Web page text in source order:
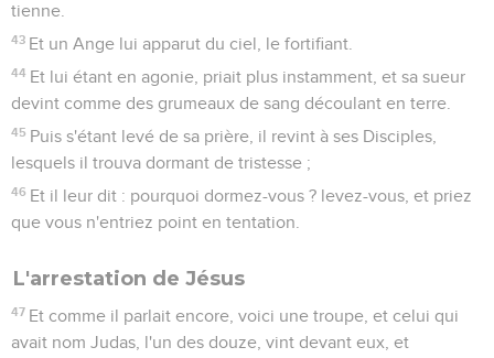
tienne.
43 Et un Ange lui apparut du ciel, le fortifiant.
44 Et lui étant en agonie, priait plus instamment, et sa sueur
devint comme des grumeaux de sang découlant en terre.
45 Puis s'étant levé de sa prière, il revint à ses Disciples,
lesquels il trouva dormant de tristesse ;
46 Et il leur dit : pourquoi dormez-vous ? levez-vous, et priez
que vous n'entriez point en tentation.
L'arrestation de Jésus
47 Et comme il parlait encore, voici une troupe, et celui qui
avait nom Judas, l'un des douze, vint devant eux, et